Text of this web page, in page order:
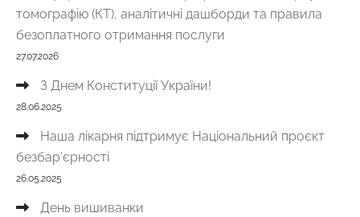
томографію (КТ), аналітичні дашборди та правила
безоплатного отримання послуги
27.07.2026
З Днем Конституції України!
28.06.2025
Наша лікарня підтримує Національний проєкт
безбар’єрності
26.05.2025
День вишиванки